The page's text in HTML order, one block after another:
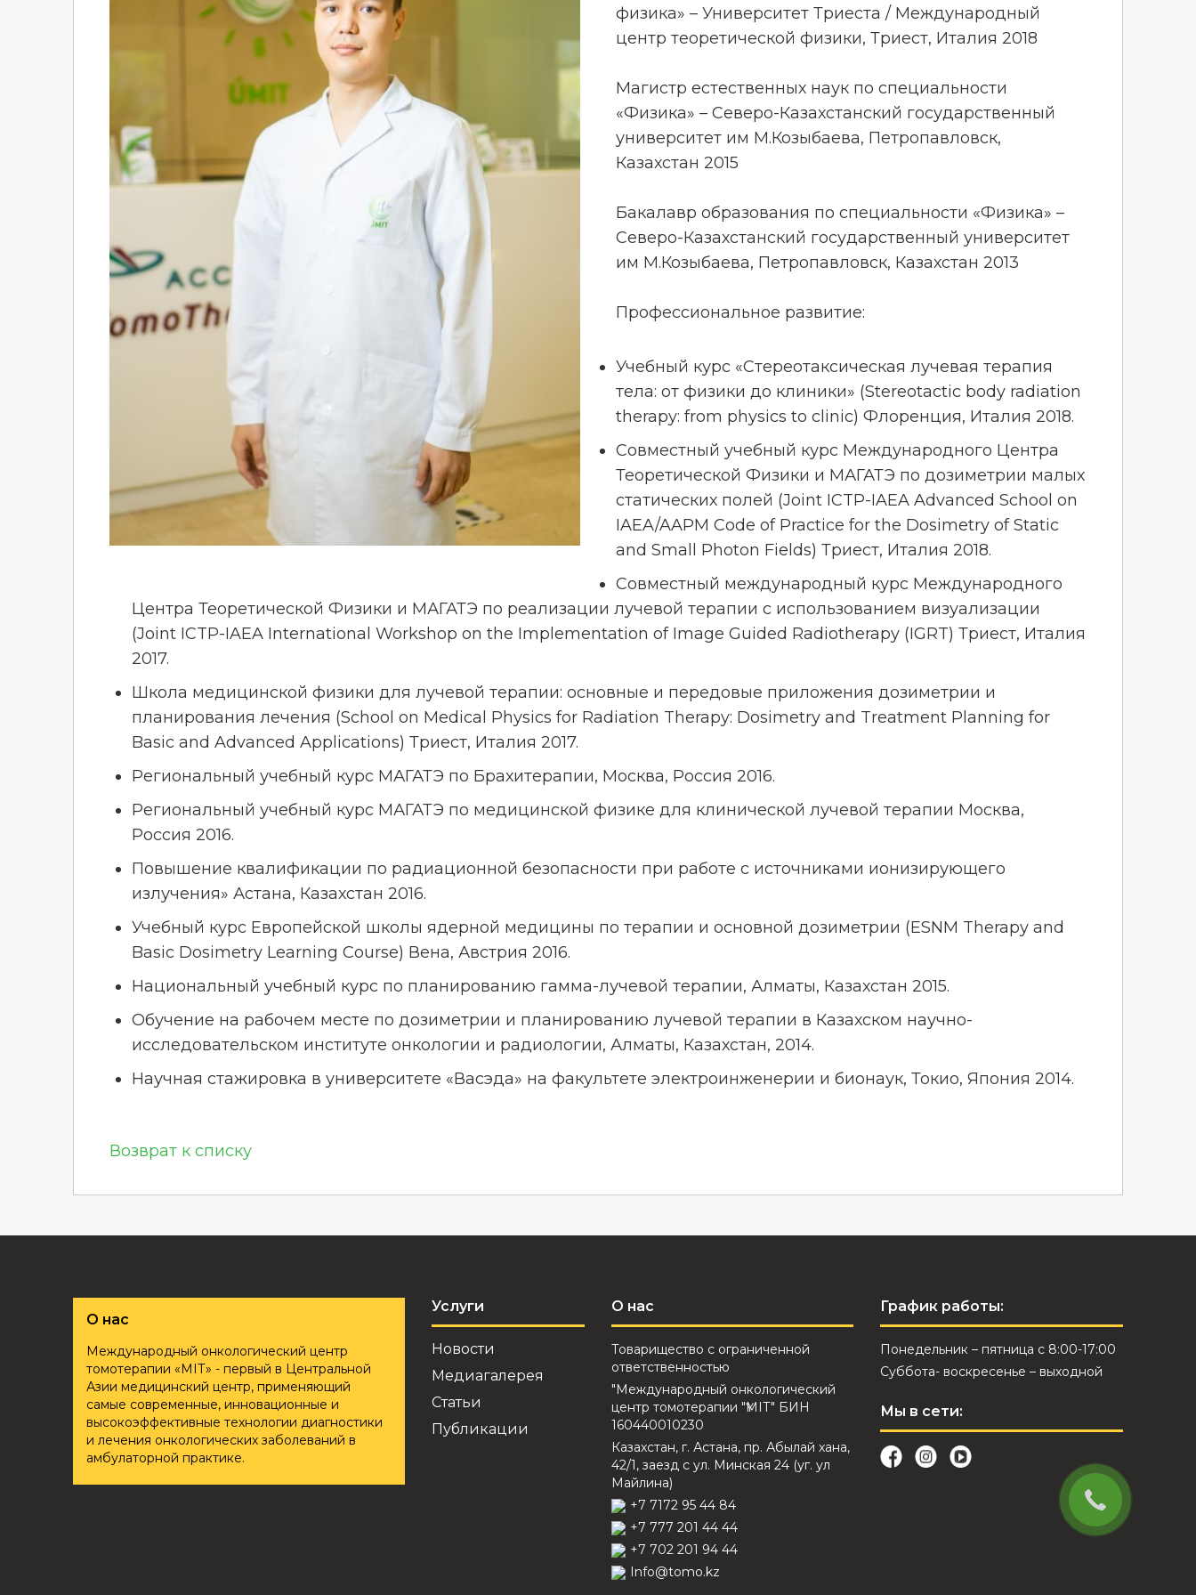
физика» – Университет Триеста / Международный
центр теоретической физики, Триест, Италия 2018
Магистр естественных наук по специальности
«Физика» – Северо-Казахстанский государственный
университет им М.Козыбаева, Петропавловск,
Казахстан 2015
Бакалавр образования по специальности «Физика» –
Северо-Казахстанский государственный университет
им М.Козыбаева, Петропавловск, Казахстан 2013
Профессиональное развитие:
Учебный курс «Стереотаксическая лучевая терапия
тела: от физики до клиники» (Stereotactic body radiation
therapy: from physics to clinic) Флоренция, Италия 2018.
Совместный учебный курс Международного Центра
Теоретической Физики и МАГАТЭ по дозиметрии малых
статических полей (Joint ICTP-IAEA Advanced School on
IAEA/AAPM Code of Practice for the Dosimetry of Static
and Small Photon Fields) Триест, Италия 2018.
Совместный международный курс Международного
Центра Теоретической Физики и МАГАТЭ по реализации лучевой терапии с использованием визуализации
(Joint ICTP-IAEA International Workshop on the Implementation of Image Guided Radiotherapy (IGRT) Триест, Италия
2017.
Школа медицинской физики для лучевой терапии: основные и передовые приложения дозиметрии и
планирования лечения (School on Medical Physics for Radiation Therapy: Dosimetry and Treatment Planning for
Basic and Advanced Applications) Триест, Италия 2017.
Региональный учебный курс МАГАТЭ по Брахитерапии, Москва, Россия 2016.
Региональный учебный курс МАГАТЭ по медицинской физике для клинической лучевой терапии Москва,
Россия 2016.
Повышение квалификации по радиационной безопасности при работе с источниками ионизирующего
излучения» Астана, Казахстан 2016.
Учебный курс Европейской школы ядерной медицины по терапии и основной дозиметрии (ESNM Therapy and
Basic Dosimetry Learning Course) Вена, Австрия 2016.
Национальный учебный курс по планированию гамма-лучевой терапии, Алматы, Казахстан 2015.
Обучение на рабочем месте по дозиметрии и планированию лучевой терапии в Казахском научно-
исследовательском институте онкологии и радиологии, Алматы, Казахстан, 2014.
Научная стажировка в университете «Васэда» на факультете электроинженерии и бионаук, Токио, Япония 2014.
Возврат к списку
О нас
Международный онкологический центр
томотерапии «ҮМІТ» - первый в Центральной
Азии медицинский центр, применяющий
самые современные, инновационные и
высокоэффективные технологии диагностики
и лечения онкологических заболеваний в
амбулаторной практике.
Услуги
Новости
Медиагалерея
Статьи
Публикации
О нас
Товарищество с ограниченной
ответственностью
"Международный онкологический
центр томотерапии "ҮМІТ" БИН
160440010230
Казахстан, г. Астана, пр. Абылай хана,
42/1, заезд с ул. Минская 24 (уг. ул
Майлина)
+7 7172 95 44 84
+7 777 201 44 44
+7 702 201 94 44
Info@tomo.kz
График работы:
Понедельник – пятница с 8:00-17:00
Суббота- воскресенье – выходной
Мы в сети: